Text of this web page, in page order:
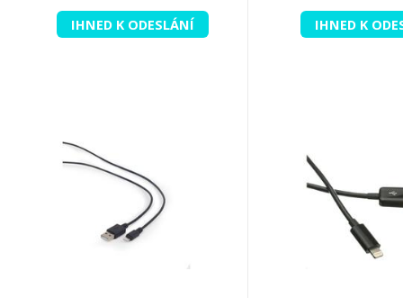
IHNED K ODESLÁNÍ IHNED K